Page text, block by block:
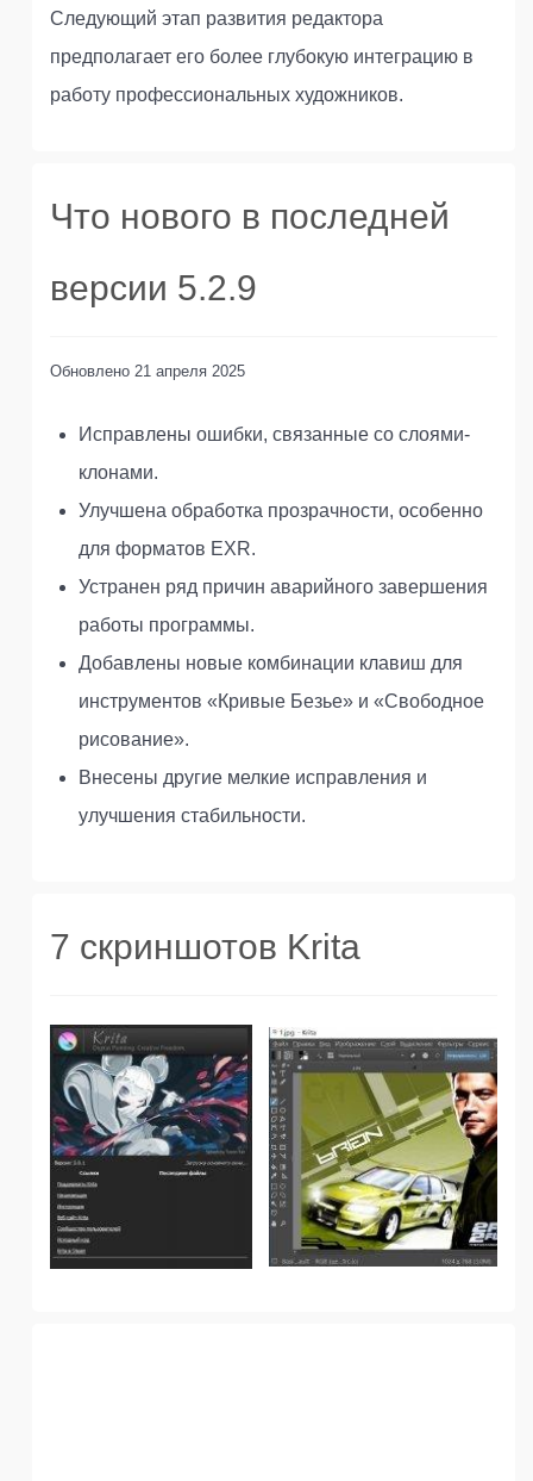
Следующий этап развития редактора
предполагает его более глубокую интеграцию в
работу профессиональных художников.
Что нового в последней
версии 5.2.9
Обновлено 21 апреля 2025
Исправлены ошибки, связанные со слоями-
клонами.
Улучшена обработка прозрачности, особенно
для форматов EXR.
Устранен ряд причин аварийного завершения
работы программы.
Добавлены новые комбинации клавиш для
инструментов «Кривые Безье» и «Свободное
рисование».
Внесены другие мелкие исправления и
улучшения стабильности.
7 скриншотов Krita